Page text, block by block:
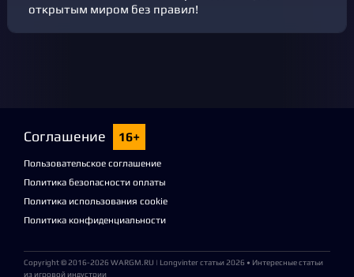
открытым миром без правил!
Соглашение 16+
Пользовательское соглашение
Политика безопасности оплаты
Политика использования cookie
Политика конфиденциальности
Copyright © 2016-2026 WARGM.RU | Longvinter статьи 2026 • Интересные статьи
из игровой индустрии